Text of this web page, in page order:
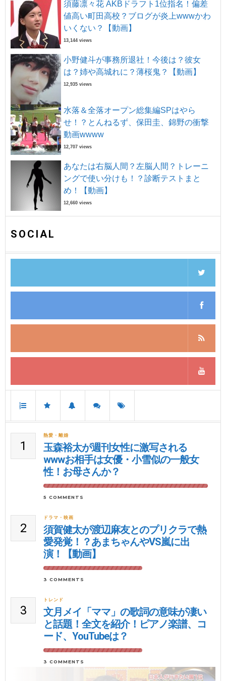
須藤凛々花 AKBドラフト1位指名！偏差
値高い町田高校？ブログが炎上wwwかわ
いくない？【動画】
13,144 views
小野健斗が事務所退社！今後は？彼女
は？姉や高城れに？薄桜鬼？【動画】
12,935 views
水落＆全落オープン総集編SPはやら
せ！？とんねるず、保田圭、錦野の衝撃
動画wwww
12,707 views
あなたは右脳人間？左脳人間？トレーニ
ングで使い分けも！？診断テストまと
め！【動画】
12,660 views
SOCIAL
1
熱愛・離婚
玉森裕太が週刊女性に激写される
wwwお相手は女優・小雪似の一般女
性！お母さんか？
5 COMMENTS
2
ドラマ・映画
須賀健太が渡辺麻友とのプリクラで熱
愛発覚！？あまちゃんやVS嵐に出
演！【動画】
3 COMMENTS
3
トレンド
文月メイ「ママ」の歌詞の意味が凄い
と話題！全文を紹介！ピアノ楽譜、コ
ード、YouTubeは？
3 COMMENTS